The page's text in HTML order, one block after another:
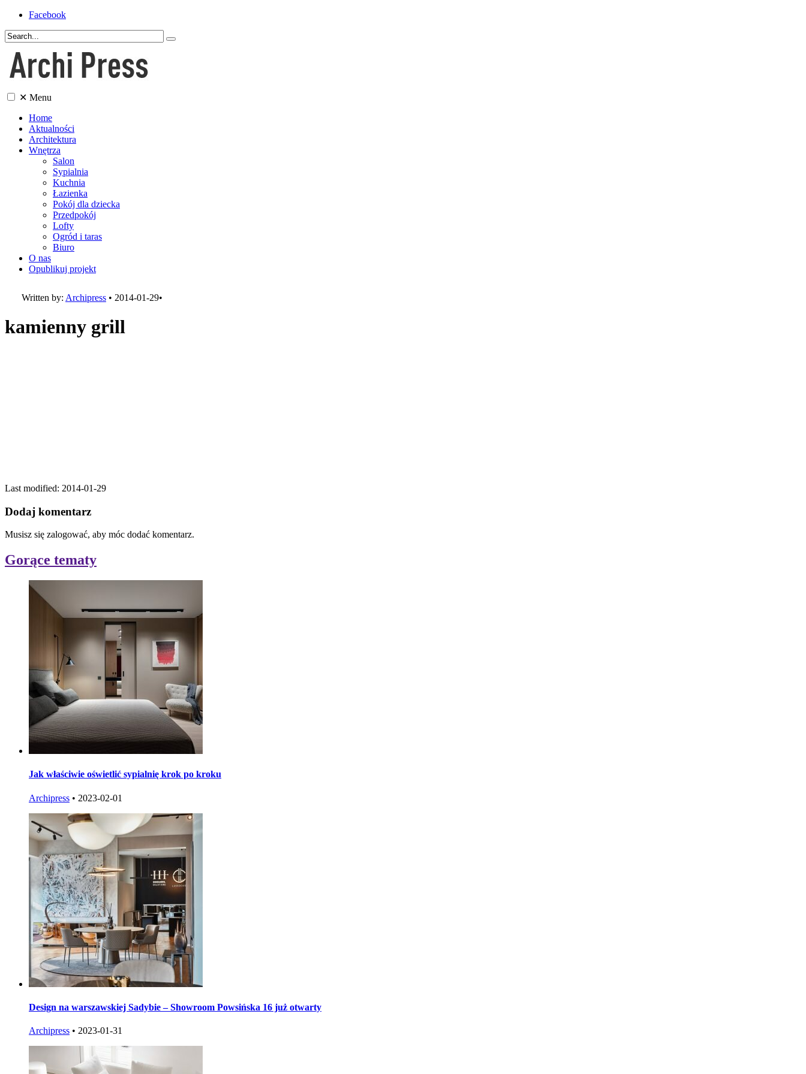
Facebook
✕ Menu
Home
Aktualności
Architektura
Wnętrza
Salon
Sypialnia
Kuchnia
Łazienka
Pokój dla dziecka
Przedpokój
Lofty
Ogród i taras
Biuro
O nas
Opublikuj projekt
Written by: Archipress • 2014-01-29•
kamienny grill
Last modified: 2014-01-29
Dodaj komentarz
Musisz się zalogować, aby móc dodać komentarz.
Gorące tematy
Jak właściwie oświetlić sypialnię krok po kroku
Archipress • 2023-02-01
Design na warszawskiej Sadybie – Showroom Powsińska 16 już otwarty
Archipress • 2023-01-31